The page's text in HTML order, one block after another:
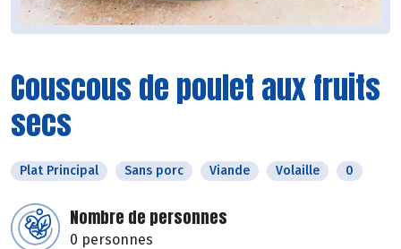
Couscous de poulet aux fruits
secs
Plat Principal Sans porc Viande Volaille 0
Nombre de personnes
0 personnes